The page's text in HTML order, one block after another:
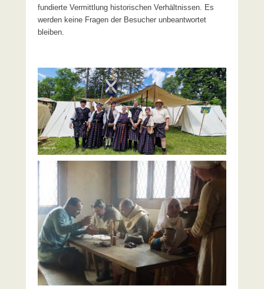
fundierte Vermittlung historischen Verhältnissen. Es
werden keine Fragen der Besucher unbeantwortet
bleiben.